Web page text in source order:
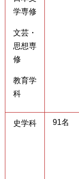
学専修
文芸・
思想専
修
教育学
科
史学科 91名